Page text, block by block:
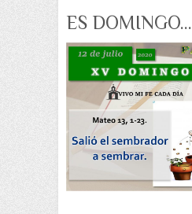
ES DOMINGO…